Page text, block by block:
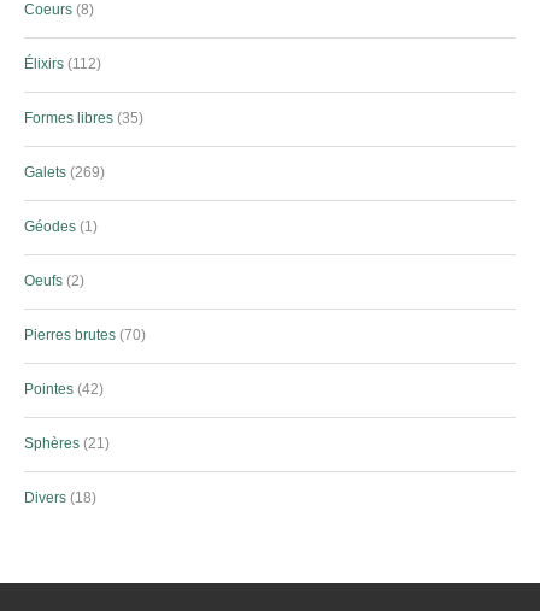
Coeurs 8
Élixirs 112
Formes libres 35
Galets 269
Géodes 1
Oeufs 2
Pierres brutes 70
Pointes 42
Sphères 21
Divers 18